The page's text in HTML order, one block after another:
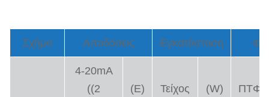
Σχήμα Αποδόσεις Εγκατάσταση
4-20mA
((2
(Ε) Τείχος (W) ΠΤΦΕ